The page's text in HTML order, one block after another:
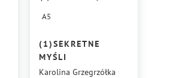
A5
(1)SEKRETNE
MYŚLI
Karolina Grzegrzółka